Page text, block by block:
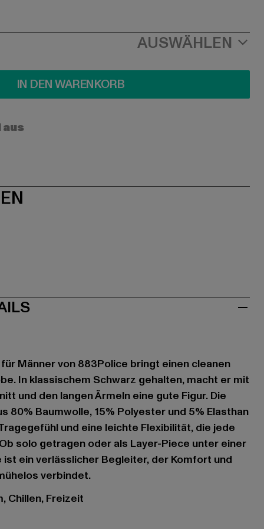
AUSWÄHLEN
IN DEN WARENKORB
für Männer von 883Police bringt einen cleanen
In klassischem Schwarz gehalten, macht er mit
und den langen Ärmeln eine gute Figur. Die
80% Baumwolle, 15% Polyester und 5% Elasthan
und eine leichte Flexibilität, die jede
solo getragen oder als Layer-Piece unter einer
ein verlässlicher Begleiter, der Komfort und
verbindet.
Chillen, Freizeit